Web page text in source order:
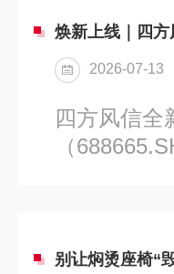
2026-07-13
四方风信全
（
设备、3D
别让焖烫座椅“